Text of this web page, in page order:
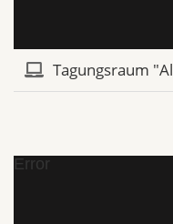
Tagungsraum
Error